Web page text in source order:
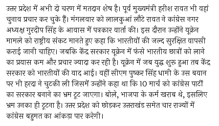
उत्तर प्रदेश में अभी दो चरण में मतदान शेष है। पूर्व मुख्यमंत्री हरीश रावत भी वहां
चुनाव प्रचार कर चुके हैं। मंगलवार को लालकुआं लौटे रावत ने कांग्रेस नगर
अध्यक्ष गुरदीप सिंह के आवास में पत्रकार वार्ता की। इस दौरान उन्होंने यूक्रेन
मामले को राष्ट्रीय संकट मानते हुए कहा कि भारतीयों की जल्द सुरक्षित वापसी
कराई जानी चाहिए। जबकि केंद्र सरकार यूक्रेन में फंसे भारतीय छात्रों को लाने
का प्रयास कम और प्रचार ज्यादा कर रही है। यूक्रेन में जब युद्ध शुरू हुआ तब केंद्र
सरकार को भारतीयों की याद आई। वहीं सीएम पुष्कर सिंह धामी के उस बयान
पर भी हरदा ने चुटकी ली जिसमें उन्होंने कहा था कि 10 मार्च को कांग्रेस पार्टी
का सरकार बनाने का भ्रम टूट जाएगा। बोले, भाजपा के कर्म खराब थे, इसलिए
भ्रम उनका ही टूटना है। उत्तर प्रदेश को छोड़कर उत्तराखंड समेत चार राज्यों में
कांग्रेस बहुमत का आंकड़ा पार करेगी।